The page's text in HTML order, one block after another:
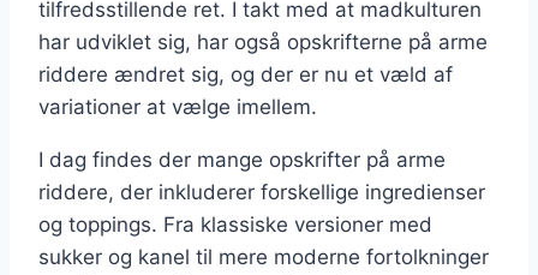
tilfredsstillende ret. I takt med at madkulturen
har udviklet sig, har også opskrifterne på arme
riddere ændret sig, og der er nu et væld af
variationer at vælge imellem.
I dag findes der mange opskrifter på arme
riddere, der inkluderer forskellige ingredienser
og toppings. Fra klassiske versioner med
sukker og kanel til mere moderne fortolkninger